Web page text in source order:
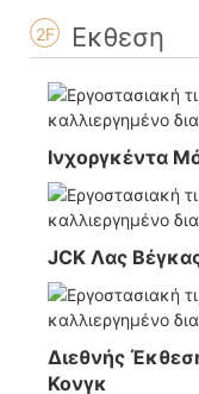
2F Εκθεση
Ινχοργκέντα
JCK Λας
Διεθνής
Κονγκ